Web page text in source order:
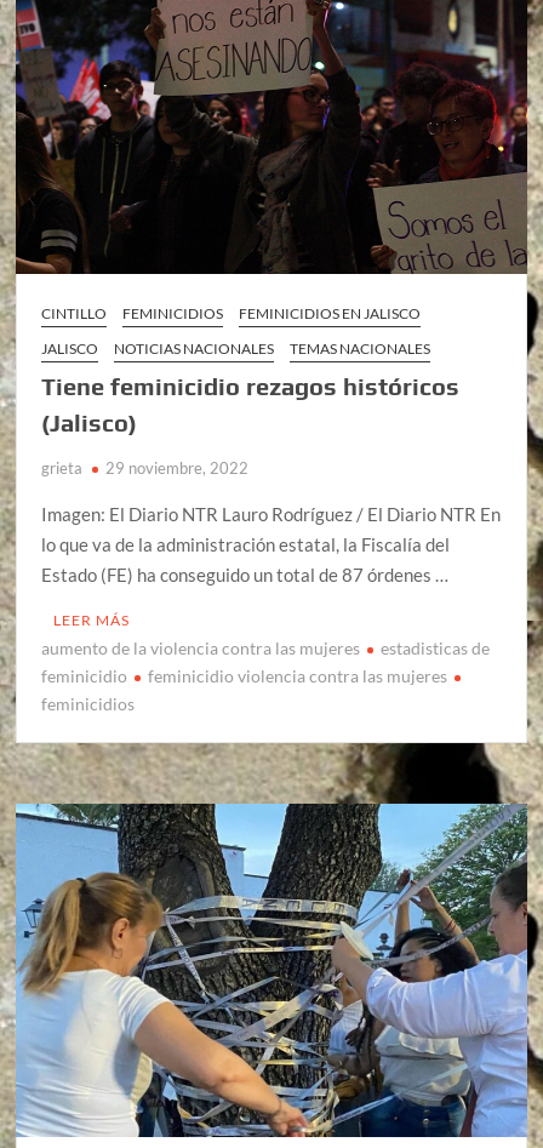
CINTILLO FEMINICIDIOS
FEMINICIDIOS EN JALISCO
JALISCO
NOTICIAS NACIONALES TEMAS NACIONALES
Tiene feminicidio rezagos históricos
(Jalisco)
grieta 29 noviembre, 2022
Imagen: El Diario NTR Lauro Rodríguez / El Diario NTR En
lo que va de la administración estatal, la Fiscalía del
Estado (FE) ha conseguido un total de 87 órdenes …
LEER MÁS
aumento de la violencia contra las mujeres
estadisticas de
feminicidio
feminicidio violencia contra las mujeres
feminicidios